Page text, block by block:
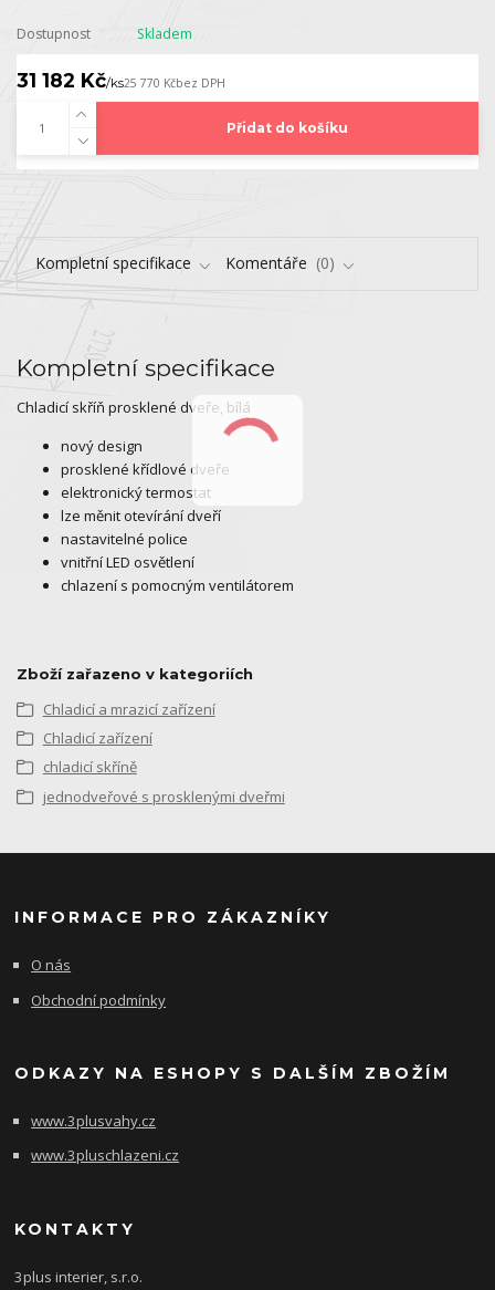
Dostupnost Skladem
31 182 Kč/ks25 770 Kčbez DPH
Přidat do košíku
Kompletní specifikace Komentáře 0
Kompletní specifikace
Chladicí skříň prosklené dveře, bílá
nový design
prosklené křídlové dveře
elektronický termostat
lze měnit otevírání dveří
nastavitelné police
vnitřní LED osvětlení
chlazení s pomocným ventilátorem
Zboží zařazeno v kategoriích
Chladicí a mrazicí zařízení
Chladicí zařízení
chladicí skříně
jednodveřové s prosklenými dveřmi
INFORMACE PRO ZÁKAZNÍKY
O nás
Obchodní podmínky
ODKAZY NA ESHOPY S DALŠÍM ZBOŽÍM
www.3plusvahy.cz
www.3pluschlazeni.cz
KONTAKTY
3plus interier, s.r.o.